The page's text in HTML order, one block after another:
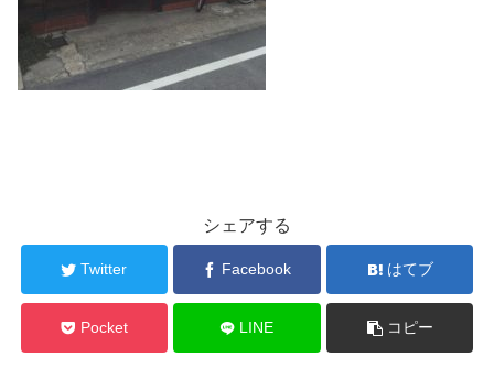
シェアする
Twitter Facebook はてブ
Pocket LINE コピー